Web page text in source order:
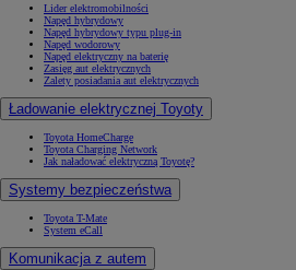
Lider elektromobilności
Napęd hybrydowy
Napęd hybrydowy typu plug-in
Napęd wodorowy
Napęd elektryczny na baterię
Zasięg aut elektrycznych
Zalety posiadania aut elektrycznych
Ładowanie elektrycznej Toyoty
Toyota HomeCharge
Toyota Charging Network
Jak naładować elektryczną Toyotę?
Systemy bezpieczeństwa
Toyota T-Mate
System eCall
Komunikacja z autem